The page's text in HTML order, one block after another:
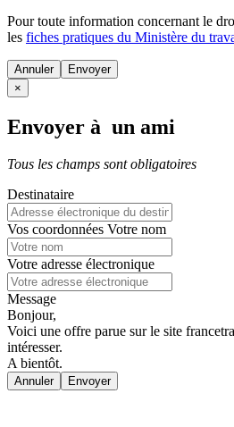
Pour toute information concernant le
les fiches pratiques du Ministère du
Annuler
×
Envoyer à un ami
Tous les champs sont obligatoires
Destinataire
Vos coordonnées Votre nom
Votre adresse électronique
Message
Bonjour,
Voici une offre parue sur le site
intéresser.
A bientôt.
Annuler